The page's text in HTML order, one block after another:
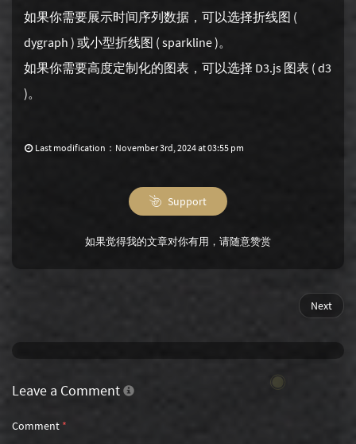
如果你需要展示时间序列数据，可以选择折线图 (
dygraph ) 或小型折线图 ( sparkline )。
如果你需要高度定制化的图表，可以选择 D3.js 图表 ( d3
)。
Last modification：November 3rd, 2024 at 03:55 pm
Support
如果觉得我的文章对你有用，请随意赞赏
Next
Leave a Comment
Comment *